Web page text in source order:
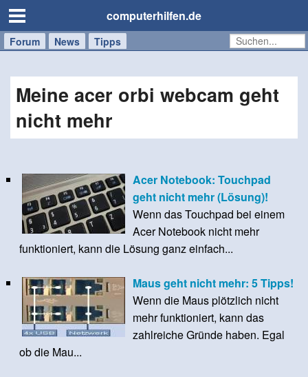
computerhilfen.de
Forum News Tipps
Handy
Windows
Mac
Meine acer orbi webcam geht
nicht mehr
Acer Notebook: Touchpad
geht nicht mehr (Lösung)!
Wenn das Touchpad bei einem
Acer Notebook nicht mehr
funktioniert, kann die Lösung ganz einfach...
Maus geht nicht mehr: 5 Tipps!
Wenn die Maus plötzlich nicht
mehr funktioniert, kann das
zahlreiche Gründe haben. Egal
ob die Mau...